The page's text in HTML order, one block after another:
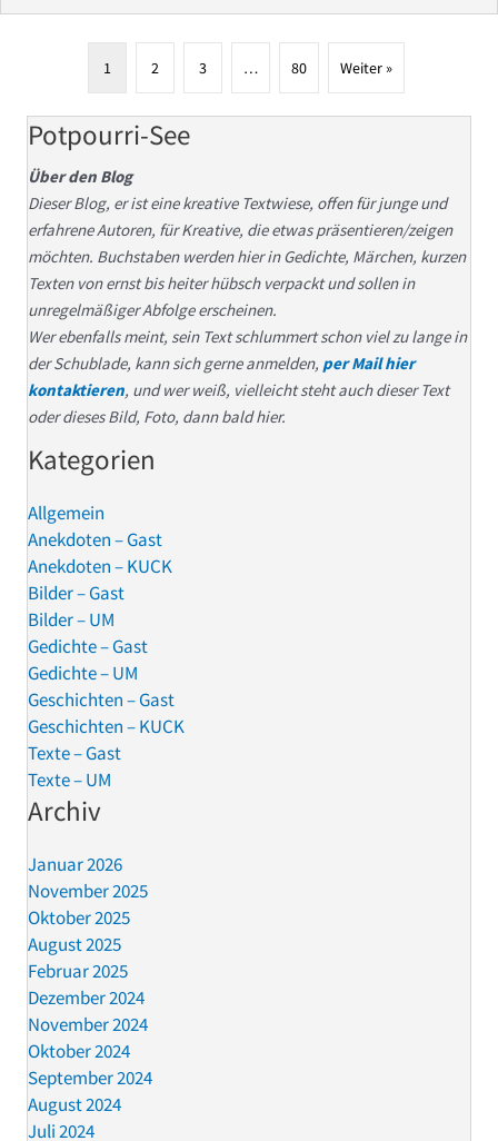
1 2 3 … 80 Weiter »
Potpourri-See
Über den Blog
Dieser Blog, er ist eine kreative Textwiese, offen für junge und
erfahrene Autoren, für Kreative, die etwas präsentieren/zeigen
möchten. Buchstaben werden hier in Gedichte, Märchen, kurzen
Texten von ernst bis heiter hübsch verpackt und sollen in
unregelmäßiger Abfolge erscheinen.
Wer ebenfalls meint, sein Text schlummert schon viel zu lange in
der Schublade, kann sich gerne anmelden, per Mail hier
kontaktieren, und wer weiß, vielleicht steht auch dieser Text
oder dieses Bild, Foto, dann bald hier.
Kategorien
Allgemein
Anekdoten – Gast
Anekdoten – KUCK
Bilder – Gast
Bilder – UM
Gedichte – Gast
Gedichte – UM
Geschichten – Gast
Geschichten – KUCK
Texte – Gast
Texte – UM
Archiv
Januar 2026
November 2025
Oktober 2025
August 2025
Februar 2025
Dezember 2024
November 2024
Oktober 2024
September 2024
August 2024
Juli 2024